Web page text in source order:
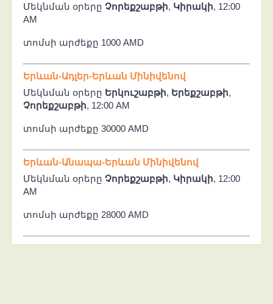
Մեկնման օրերը Չորեքշաբթի, Կիրակի, 12:00
AM
տոմսի արժեքը 1000 AMD
Երևան-Ադլեր-Երևան Մինիվենով
Մեկնման օրերը Երկուշաբթի, Երեքշաբթի,
Չորեքշաբթի, 12:00 AM
տոմսի արժեքը 30000 AMD
Երևան-Անապա-Երևան Մինիվենով
Մեկնման օրերը Չորեքշաբթի, Կիրակի, 12:00
AM
տոմսի արժեքը 28000 AMD